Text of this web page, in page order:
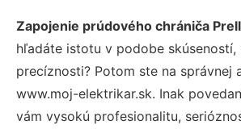
Zapojenie prúdového chrániča
hľadáte istotu v podobe
precíznosti? Potom ste na správnej
www.moj-elektrikar.sk. Inak
vám vysokú profesionalitu,